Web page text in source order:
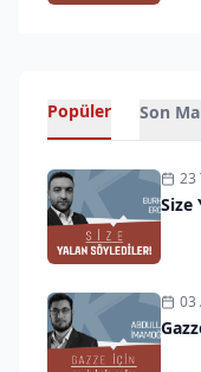
Popüler Son
23
Size
03